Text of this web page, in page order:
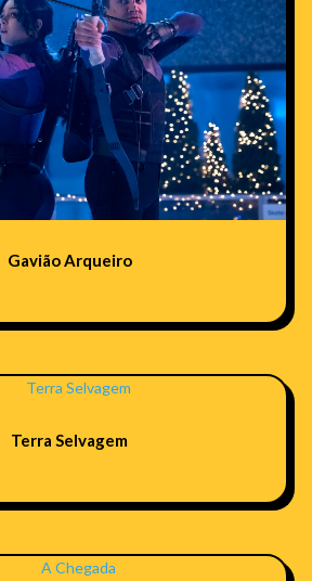
Gavião Arqueiro
Terra Selvagem